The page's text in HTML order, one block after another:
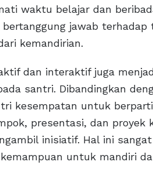
waktu belajar dan
jawab terhadap
kemandirian.
dan interaktif juga
santri. Dibandingkan
kesempatan untuk
presentasi, dan
inisiatif. Hal ini
untuk mandiri